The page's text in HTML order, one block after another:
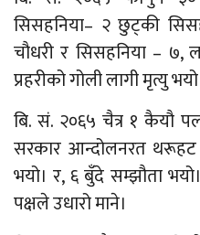
सिसहनिया– २ छुट्की
चौधरी र सिसहनिया – ७,
प्रहरीको गोली लागी मृत्यु
बि. सं. २०६५ चैत्र १ कैयौ
सरकार आन्दोलनरत थरूहट
भयो। र, ६ बुँदे सम्झौता
पक्षले उधारो माने।